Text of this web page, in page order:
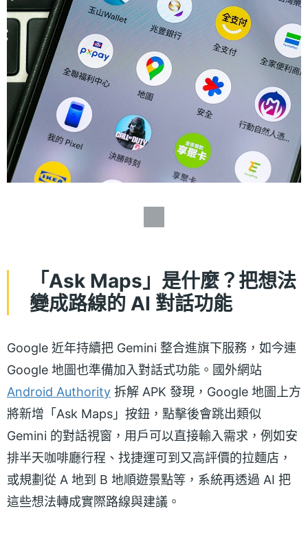
「Ask Maps」是什麼？把想法
變成路線的 AI 對話功能
Google 近年持續把 Gemini 整合進旗下服務，如今連
Google 地圖也準備加入對話式功能。國外網站
Android Authority 拆解 APK 發現，Google 地圖上方
將新增「Ask Maps」按鈕，點擊後會跳出類似
Gemini 的對話視窗，用戶可以直接輸入需求，例如安
排半天咖啡廳行程、找捷運可到又高評價的拉麵店，
或規劃從 A 地到 B 地順遊景點等，系統再透過 AI 把
這些想法轉成實際路線與建議。